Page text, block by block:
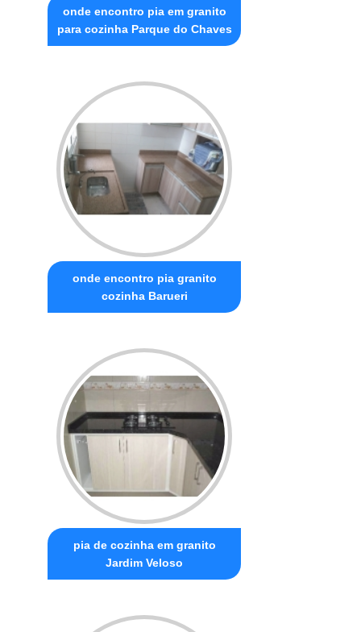
onde encontro pia em granito
para cozinha Parque do Chaves
onde encontro pia granito
cozinha Barueri
pia de cozinha em granito
Jardim Veloso